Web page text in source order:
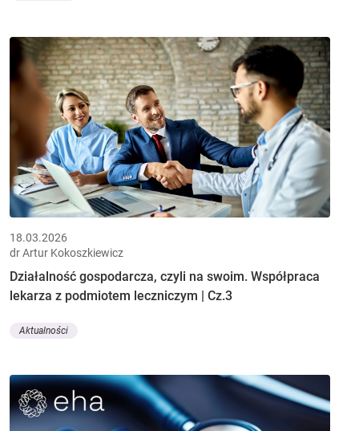
18.03.2026
dr Artur Kokoszkiewicz
Działalność gospodarcza, czyli na swoim. Współpraca
lekarza z podmiotem leczniczym | Cz.3
Aktualności